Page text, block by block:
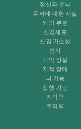
정신과 두뇌
두뇌에 대한 사실
뇌의 부분
신경세포
신경 가소성
인식
기억 상실
지적 장애
뇌 기능
집행 기능
지각력
주의력